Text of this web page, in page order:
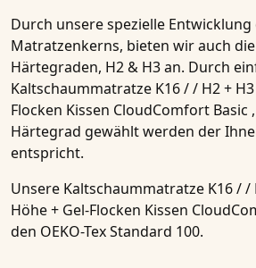
Durch unsere spezielle Entwicklung
Matratzenkerns, bieten wir auch
Härtegraden, H2 & H3an. Durch
Kaltschaummatratze K16 / / H2 +
Flocken Kissen CloudComfort Basic
Härtegrad gewählt werden der
entspricht.
Unsere Kaltschaummatratze K16 / /
Höhe + Gel-Flocken Kissen
den OEKO-Tex Standard 100.